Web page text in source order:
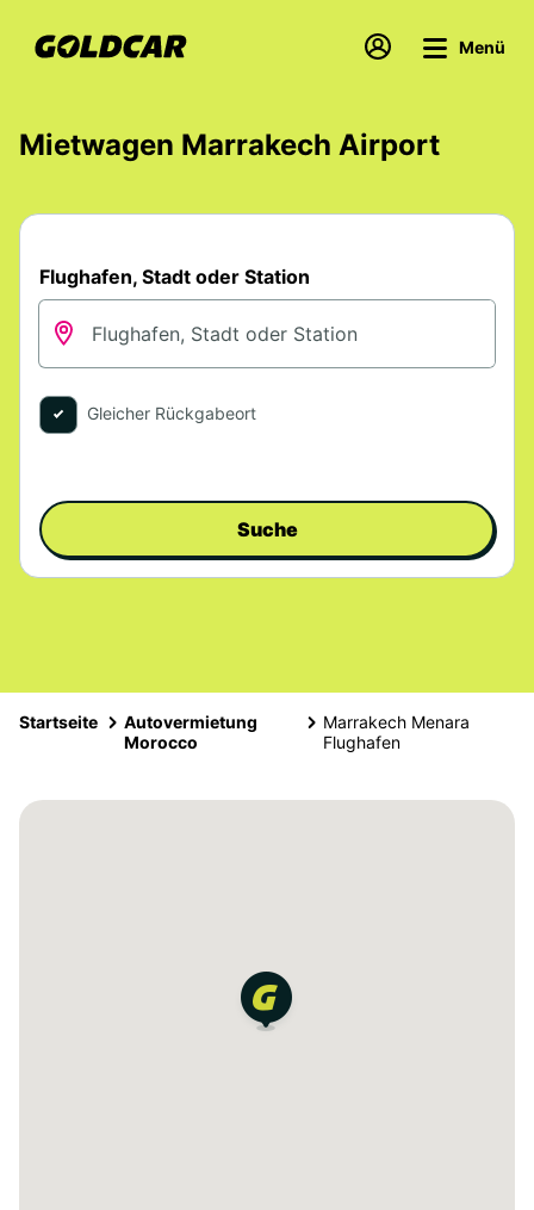
Menü
Mietwagen Marrakech Airport
Flughafen, Stadt oder Station
Gleicher Rückgabeort
Suche
Startseite
Autovermietung
Morocco
Marrakech Menara
Flughafen